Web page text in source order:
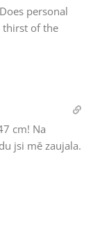
personal
thirst of the
cm! Na
jsi mě zaujala.